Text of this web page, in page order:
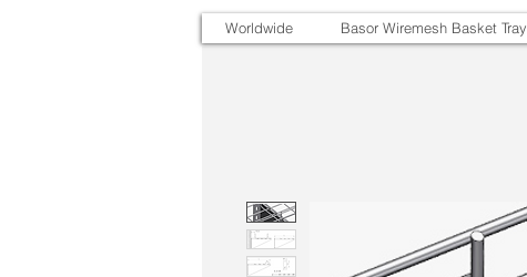
Worldwide Basor Wiremesh Basket Tray